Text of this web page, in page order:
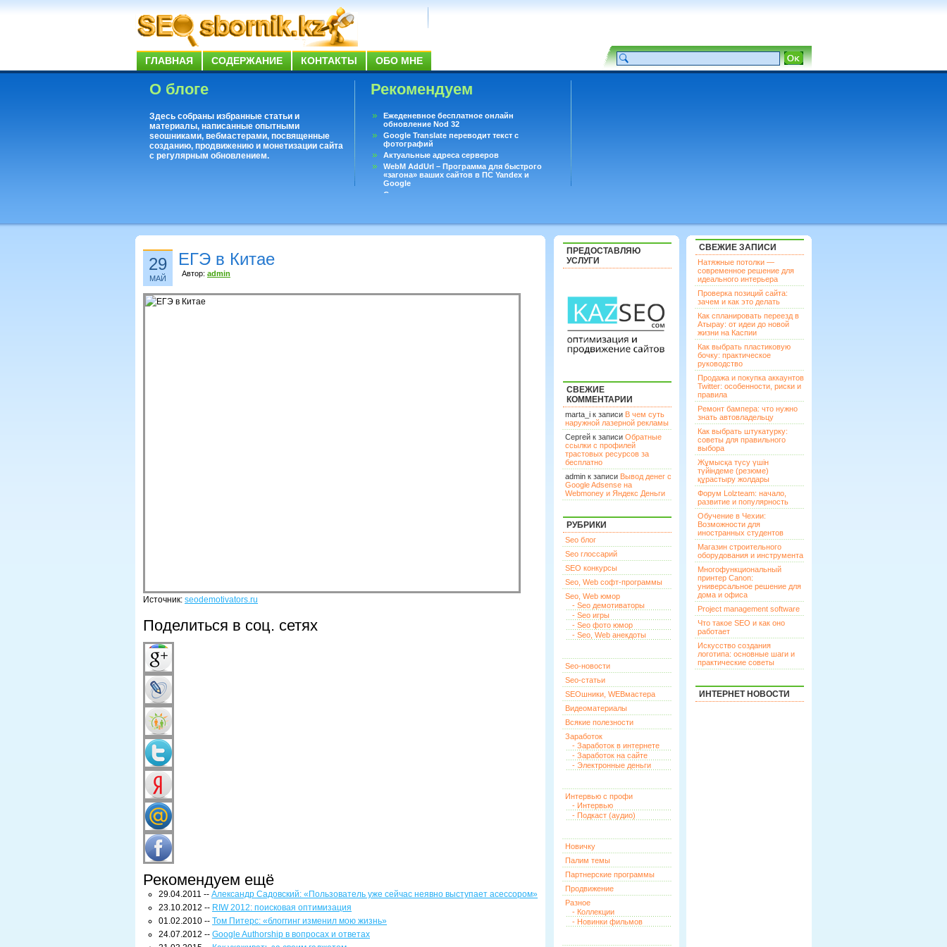
ГЛАВНАЯ СОДЕРЖАНИЕ КОНТАКТЫ ОБО МНЕ
О блоге
Здесь собраны избранные статьи и
материалы, написанные опытными
seoшниками, вебмастерами, посвященные
созданию, продвижению и монетизации сайта
с регулярным обновлением.
Рекомендуем
Ежеденевное бесплатное онлайн
обновление Nod 32
Google Translate переводит текст с
фотографий
Актуальные адреса серверов
WebM AddUrl – Программа для быстрого
«загона» ваших сайтов в ПС Yandex и
Google
Существует вопросы, на которые не может
29
МАЙ
ЕГЭ в Китае
Автор: admin
Источник: seodemotivators.ru
Поделиться в соц. сетях
Рекомендуем ещё
29.04.2011 -- Александр Садовский: «Пользователь уже сейчас неявно выступает асессором»
23.10.2012 -- RIW 2012: поисковая оптимизация
01.02.2010 -- Том Питерс: «блоггинг изменил мою жизнь»
24.07.2012 -- Google Authorship в вопросах и ответах
ПРЕДОСТАВЛЯЮ
УСЛУГИ
СВЕЖИЕ
КОММЕНТАРИИ
marta_i к записи В чем суть
наружной лазерной рекламы
Сергей к записи Обратные
ссылки с профилей
трастовых ресурсов за
бесплатно
admin к записи Вывод денег с
Google Adsense на
Webmoney и Яндекс Деньги
РУБРИКИ
Seo блог
Seo глоссарий
SEO конкурсы
Seo, Web софт-программы
Seo, Web юмор
- Seo демотиваторы
- Seo игры
- Seo фото юмор
- Seo, Web анекдоты
Seo-новости
Seo-статьи
SEOшники, WEBмастера
Видеоматериалы
Всякие полезности
Заработок
- Заработок в интернете
- Заработок на сайте
- Электронные деньги
Интервью с профи
- Интервью
- Подкаст (аудио)
Новичку
Палим темы
Партнерские программы
Продвижение
Разное
- Коллекции
- Новинки фильмов
СВЕЖИЕ ЗАПИСИ
Натяжные потолки —
современное решение для
идеального интерьера
Проверка позиций сайта:
зачем и как это делать
Как спланировать переезд в
Атырау: от идеи до новой
жизни на Каспии
Как выбрать пластиковую
бочку: практическое
руководство
Продажа и покупка аккаунтов
Twitter: особенности, риски и
правила
Ремонт бампера: что нужно
знать автовладельцу
Как выбрать штукатурку:
советы для правильного
выбора
Жұмысқа түсу үшін
түйіндеме (резюме)
құрастыру жолдары
Форум Lolzteam: начало,
развитие и популярность
Обучение в Чехии:
Возможности для
иностранных студентов
Магазин строительного
оборудования и инструмента
Многофункциональный
принтер Canon:
универсальное решение для
дома и офиса
Project management software
Что такое SEO и как оно
работает
Искусство создания
логотипа: основные шаги и
практические советы
ИНТЕРНЕТ НОВОСТИ